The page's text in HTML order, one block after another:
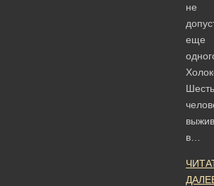
не
еще
Шесть
в…